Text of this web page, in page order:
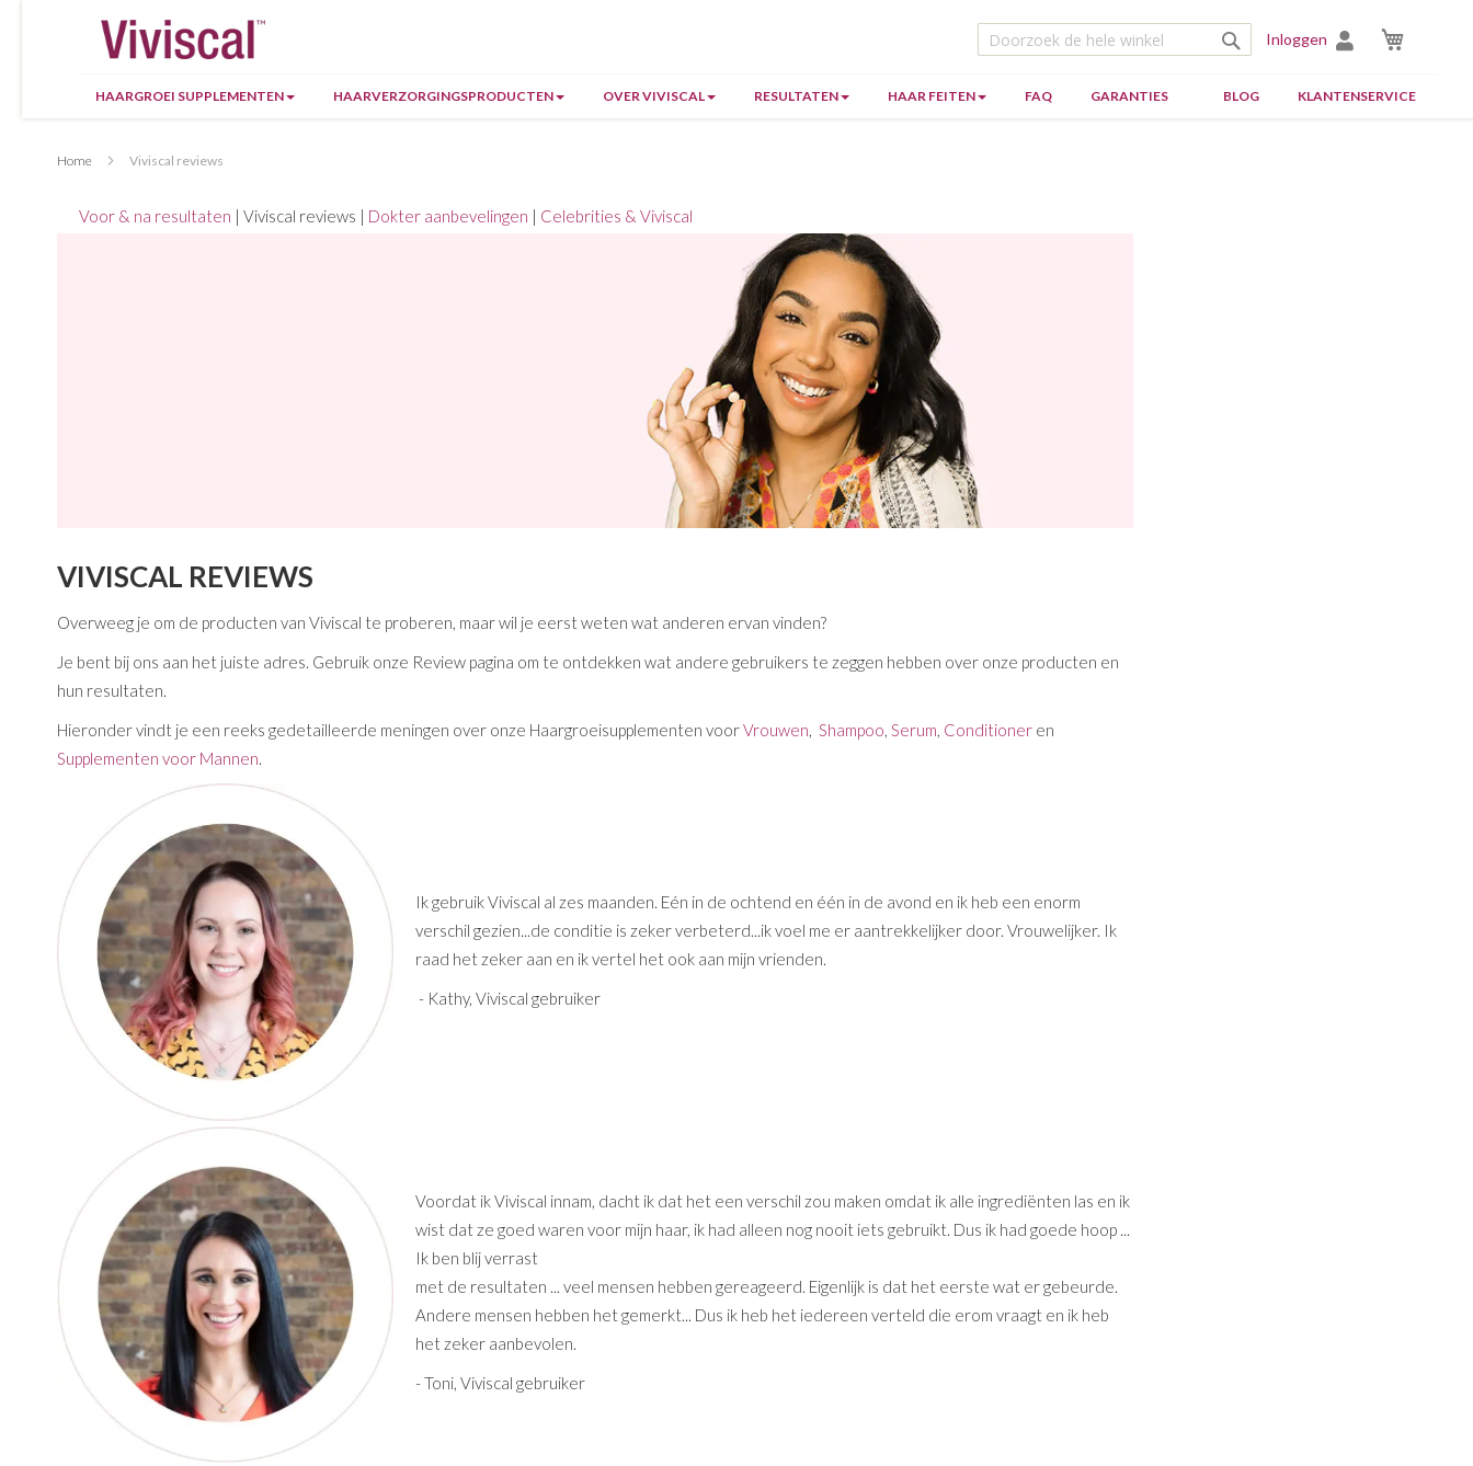
Inloggen
Zoek
HAARGROEI SUPPLEMENTEN HAARVERZORGINGSPRODUCTEN OVER VIVISCAL RESULTATEN HAAR FEITEN FAQ GARANTIES KLANTENSERVICE
BLOG
Home Viviscal reviews
Voor & na resultaten | Viviscal reviews | Dokter aanbevelingen | Celebrities & Viviscal
VIVISCAL REVIEWS
Overweeg je om de producten van Viviscal te proberen, maar wil je eerst weten wat anderen ervan vinden?
Je bent bij ons aan het juiste adres. Gebruik onze Review pagina om te ontdekken wat andere gebruikers te zeggen hebben over onze producten en
hun resultaten.
Hieronder vindt je een reeks gedetailleerde meningen over onze Haargroeisupplementen voorVrouwen, Shampoo, Serum, Conditioner en
Supplementen voor Mannen.
Ik gebruik Viviscal al zes maanden. Eén in de ochtend en één in de avond en ik heb een enorm
verschil gezien...de conditie is zeker verbeterd...ik voel me er aantrekkelijker door. Vrouwelijker. Ik
raad het zeker aan en ik vertel het ook aan mijn vrienden.
- Kathy, Viviscal gebruiker
Voordat ik Viviscal innam, dacht ik dat het een verschil zou maken omdat ik alle ingrediënten las en ik
wist dat ze goed waren voor mijn haar, ik had alleen nog nooit iets gebruikt. Dus ik had goede hoop ...
Ik ben blij verrast
met de resultaten ... veel mensen hebben gereageerd. Eigenlijk is dat het eerste wat er gebeurde.
Andere mensen hebben het gemerkt... Dus ik heb het iedereen verteld die erom vraagt ​​en ik heb
het zeker aanbevolen.
- Toni, Viviscal gebruiker